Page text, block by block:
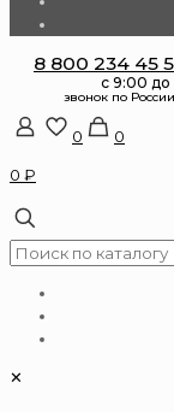
8 800 234 45
0
0
0 ₽
✕